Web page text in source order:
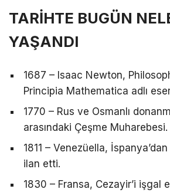
TARİHTE BUGÜN
YAŞANDI
1687 – Isaac Newton,
Principia Mathematica adlı
1770 – Rus ve Osmanlı
arasındaki Çeşme Muharebesi.
1811 – Venezüella, İspanya’dan
ilan etti.
1830 – Fransa, Cezayir’i işgal